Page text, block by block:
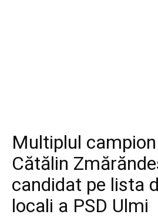
Multiplul
Cătălin
candidat pe lista
locali a PSD Ulmi